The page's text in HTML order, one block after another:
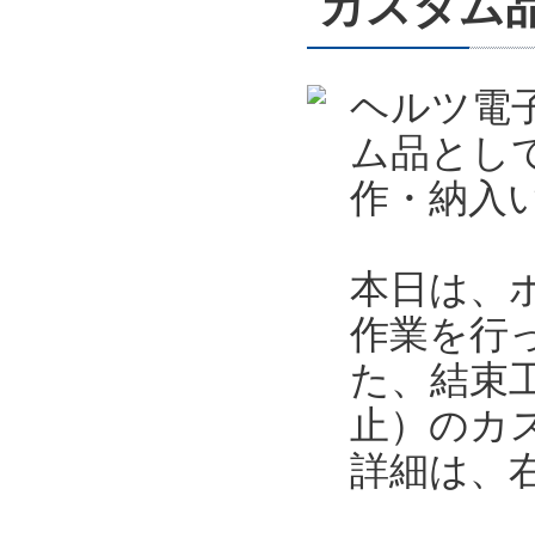
ヘルツ電
ム品とし
作・納入
本日は、
作業を行
た、結束
止）のカ
詳細は、